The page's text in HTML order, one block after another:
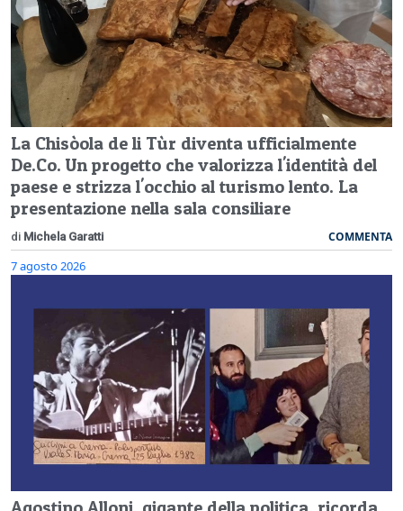
La Chisòola de li Tùr diventa ufficialmente
De.Co. Un progetto che valorizza l'identità del
paese e strizza l'occhio al turismo lento. La
presentazione nella sala consiliare
di Michela Garatti COMMENTA
7 agosto 2026